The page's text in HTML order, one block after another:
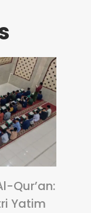
Qur’an:
Yatim